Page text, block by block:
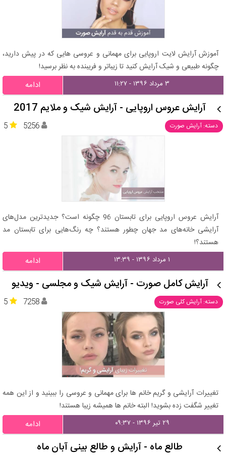
آموزش آرایش لایت اروپایی برای مهمانی و عروسی هایی که در پیش دارید،
چگونه طبیعی و شیک آرایش کنید تا زیباتر و فریبنده به نظر برسید!
۳ مرداد ۱۳۹۶ - ۱۱:۲۷ ادامه
آرایش عروس اروپایی - آرایش شیک و ملایم 2017
دسته: آرایش صورت 5 5256
آرایش عروس اروپایی برای تابستان 96 چگونه است؟ جدیدترین مدل‌های
آرایشی خانه‌های مد جهان چطور هستند؟ چه رنگ‌هایی برای تابستان مد
هستند؟!
۱ مرداد ۱۳۹۶ - ۱۳:۳۹ ادامه
آرایش کامل صورت - آرایش شیک و مجلسی - ویدیو
دسته: آرایش کلی صورت 5 7258
تغییرات آرایشی و گریم خانم ها برای مهمانی و عروسی را ببینید و از این همه
تغییر شگفت زده بشوید! البته خانم ها همیشه زیبا هستند!
۲۹ تیر ۱۳۹۶ - ۰۹:۳۷ ادامه
طالع ماه - آرایش و طالع بینی آبان ماه